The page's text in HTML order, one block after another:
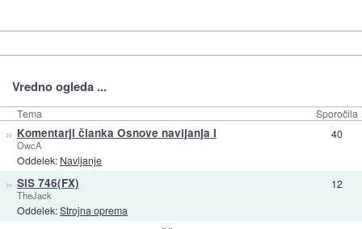
Vredno ogleda ...
Tema Sporočila
» Komentarji članka Osnove navijanja I
OwcA
Oddelek: Navijanje
40
» SiS 746(FX)
TheJack
Oddelek:Strojna oprema
12